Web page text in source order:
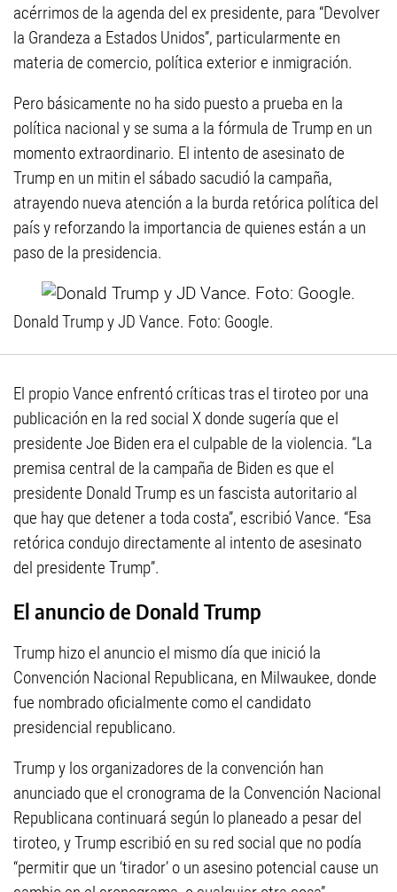
acérrimos de la agenda del ex presidente, para “Devolver
la Grandeza a Estados Unidos”, particularmente en
materia de comercio, política exterior e inmigración.
Pero básicamente no ha sido puesto a prueba en la
política nacional y se suma a la fórmula de Trump en un
momento extraordinario. El intento de asesinato de
Trump en un mitin el sábado sacudió la campaña,
atrayendo nueva atención a la burda retórica política del
país y reforzando la importancia de quienes están a un
paso de la presidencia.
Donald Trump y JD Vance. Foto: Google.
El propio Vance enfrentó críticas tras el tiroteo por una
publicación en la red social X donde sugería que el
presidente Joe Biden era el culpable de la violencia. “La
premisa central de la campaña de Biden es que el
presidente Donald Trump es un fascista autoritario al
que hay que detener a toda costa”, escribió Vance. “Esa
retórica condujo directamente al intento de asesinato
del presidente Trump”.
El anuncio de Donald Trump
Trump hizo el anuncio el mismo día que inició la
Convención Nacional Republicana, en Milwaukee, donde
fue nombrado oficialmente como el candidato
presidencial republicano.
Trump y los organizadores de la convención han
anunciado que el cronograma de la Convención Nacional
Republicana continuará según lo planeado a pesar del
tiroteo, y Trump escribió en su red social que no podía
“permitir que un ‘tirador’ o un asesino potencial cause un